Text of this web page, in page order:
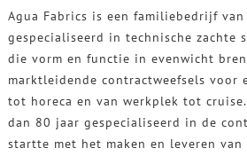
Agua Fabrics is een familiebedrijf
gespecialiseerd in technische zachte
die vorm en functie in evenwicht
marktleidende contractweefsels voor
tot horeca en van werkplek tot
dan 80 jaar gespecialiseerd in de
startte met het maken en leveren van